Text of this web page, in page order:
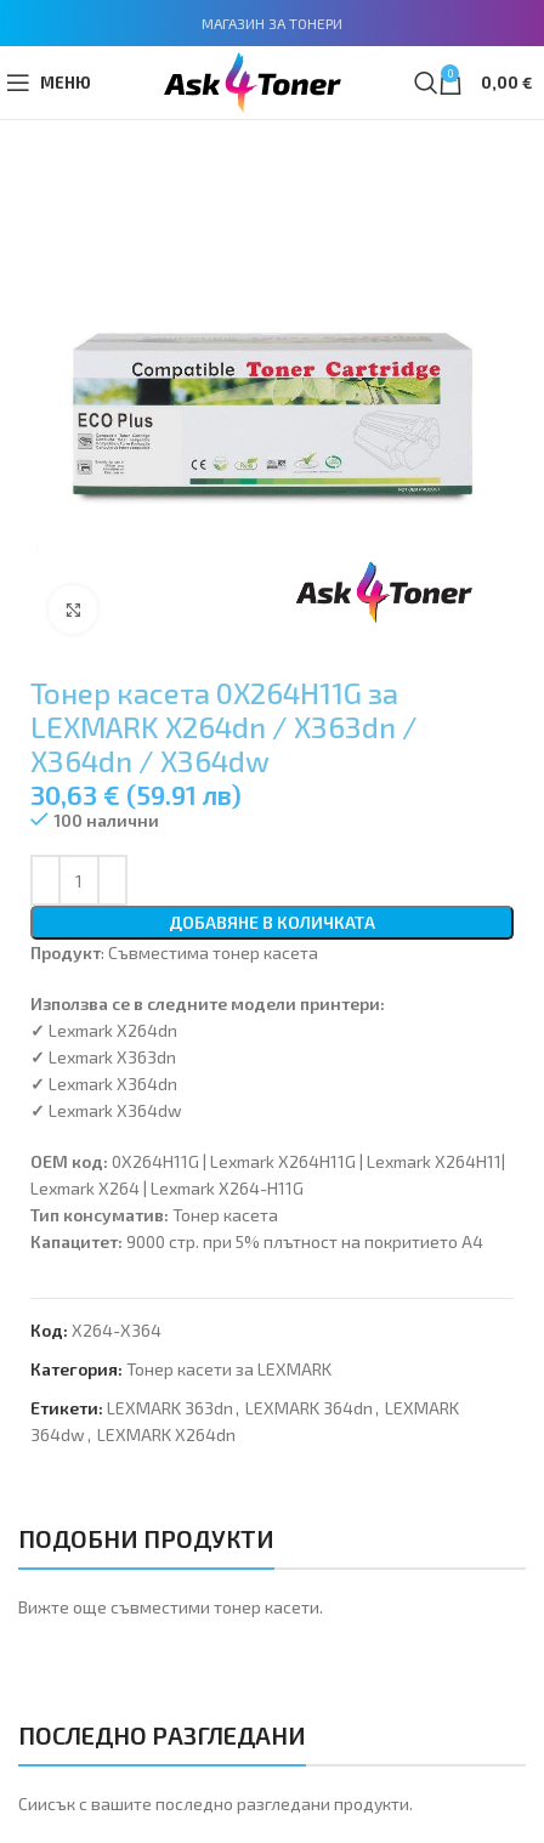
МАГАЗИН ЗА ТОНЕРИ
МЕНЮ 0 0,00 €
Тонер касета 0X264H11G за
LEXMARK X264dn / X363dn /
X364dn / X364dw
30,63 € (59.91 лв)
100 налични
ДОБАВЯНЕ В КОЛИЧКАТА
Продукт: Съвместима тонер касета
Използва се в следните модeли принтери:
✓ Lexmark X264dn
✓ Lexmark X363dn
✓ Lexmark X364dn
✓ Lexmark X364dw
OEM код: 0X264H11G | Lexmark X264H11G | Lexmark X264H11|
Lexmark X264 | Lexmark X264-H11G
Тип консуматив: Тонер касета
Капацитет: 9000 стр. при 5% плътност на покритието А4
Код: X264-X364
Категория: Тонер касети за LEXMARK
Етикети: LEXMARK 363dn , LEXMARK 364dn , LEXMARK
364dw , LEXMARK X264dn
ПОДОБНИ ПРОДУКТИ
Вижте още съвместими тонер касети.
ПОСЛЕДНО РАЗГЛЕДАНИ
Сиисък с вашите последно разгледани продукти.